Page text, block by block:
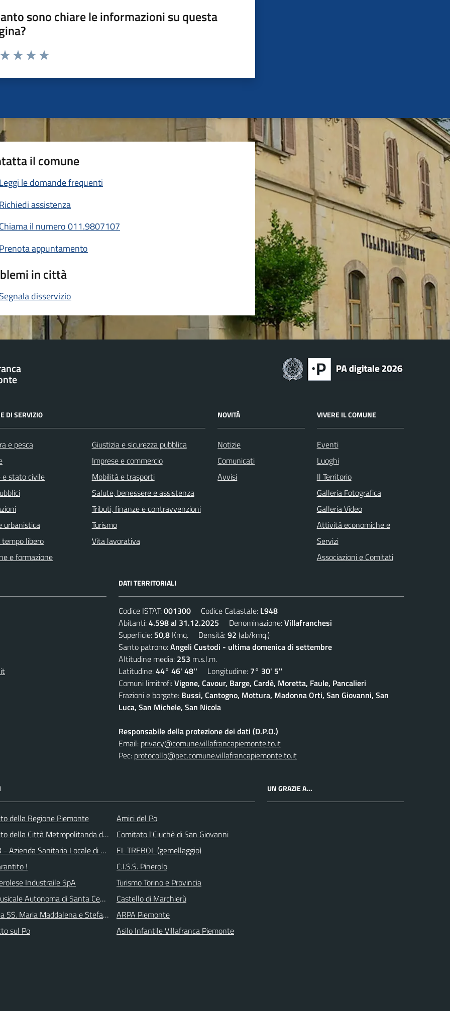
sono chiare le informazioni su questa
da 1 a 5 stelle la pagina
il comune
Leggi le domande frequenti
Richiedi assistenza
Chiama il numero 011.9807107
Prenota appuntamento
in città
Segnala disservizio
DI SERVIZIO
e pesca
e stato civile
urbanistica
libero
e formazione
Giustizia e sicurezza pubblica
Imprese e commercio
Mobilità e trasporti
Salute, benessere e assistenza
Tributi, finanze e contravvenzioni
Turismo
Vita lavorativa
NOVITÀ
Notizie
Comunicati
Avvisi
VIVERE IL COMUNE
Eventi
Luoghi
Il Territorio
Galleria Fotografica
Galleria Video
Attività economiche e
Servizi
Associazioni e Comitati
DATI TERRITORIALI
Codice ISTAT:001300 Codice Catastale: L948
Abitanti:4.598 al 31.12.2025 Denominazione:Villafranchesi
Superficie: 50,8 Kmq. Densità:92 (ab/kmq.)
Santo patrono:Angeli Custodi - ultima domenica di settembre
Altitudine media: 253 m.s.l.m.
Latitudine:44° 46' 48'' Longitudine: 7° 30' 5''
Comuni limitrofi:Vigone, Cavour, Barge, Cardè, Moretta, Faule, Pancalieri
Frazioni e borgate: Bussi, Cantogno, Mottura, Madonna Orti, San Giovanni, San
Luca, San Michele, San Nicola
Responsabile della protezione dei dati (D.P.O.)
Email: privacy@comune.villafrancapiemonte.to.it
Pec: protocollo@pec.comune.villafrancapiemonte.to.it
della Regione Piemonte
della Città Metropolitanda di Torino
- Azienda Sanitaria Locale di Collegno e Pinerolo
!
Industraile SpA
Autonoma di Santa Cecilia
SS. Maria Maddalena e Stefano
sul Po
Amici del Po
Comitato l'Ciuchè di San Giovanni
EL TREBOL (gemellaggio)
C.I.S.S. Pinerolo
Turismo Torino e Provincia
Castello di Marchierù
ARPA Piemonte
Asilo Infantile Villafranca Piemonte
UN GRAZIE A...